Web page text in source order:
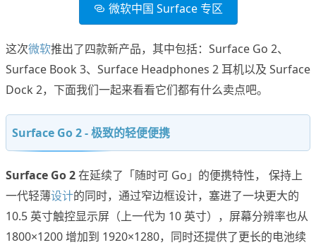
微软中国 Surface 专区
这次微软推出了四款新产品，其中包括：Surface Go 2、
Surface Book 3、Surface Headphones 2 耳机以及 Surface
Dock 2，下面我们一起来看看它们都有什么卖点吧。
Surface Go 2 - 极致的轻便便携
Surface Go 2在延续了「随时可 Go」的便携特性， 保持上
一代轻薄设计的同时，通过窄边框设计，塞进了一块更大的
10.5 英寸触控显示屏（上一代为 10 英寸），屏幕分辨率也从
1800×1200 增加到 1920×1280，同时还提供了更长的电池续